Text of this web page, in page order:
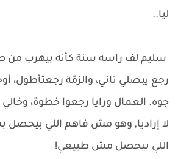
ليا..
سليم لف راسه سنة كأنه بيهرب من
رجع يبصلي تاني، والزمّة رجعتأطول،
جوه. العمال ورايا رجعوا خطوة،
لا إراديا, وهو مش فاهم اللي
اللي بيحصل مش طبيعي!